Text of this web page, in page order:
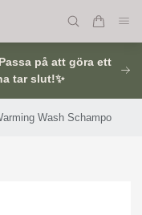
på att göra ett
tar slut!✨
Wash Schampo